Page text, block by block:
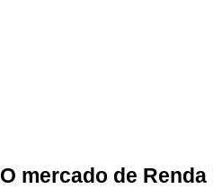
O mercado de Renda